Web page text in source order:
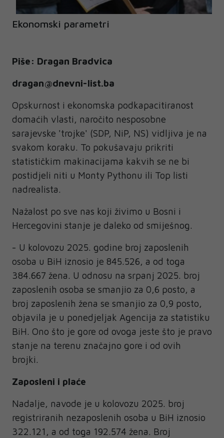
Ekonomski parametri
Piše: Dragan Bradvica
dragan@dnevni-list.ba
Opskurnost i ekonomska podkapacitiranost
domaćih vlasti, naročito nesposobne
sarajevske 'trojke' (SDP, NiP, NS) vidljiva je na
svakom koraku. To pokušavaju prikriti
statističkim makinacijama kakvih se ne bi
postidjeli niti u Monty Pythonu ili Top listi
nadrealista.
Nažalost po sve nas koji živimo u Bosni i
Hercegovini stanje je daleko od smiješnog.
- U kolovozu 2025. godine broj zaposlenih
osoba u BiH iznosio je 845.526, a od toga
384.667 žena. U odnosu na srpanj 2025. broj
zaposlenih osoba se smanjio za 0,6 posto, a
broj zaposlenih žena se smanjio za 0,9 posto,
objavila je u ponedjeljak Agencija za statistiku
BiH. Ono što je gore od ovoga jeste što je pravo
stanje na terenu značajno gore i od ovih
brojki.
Zaposleni i plaće
Nadalje, navode je u kolovozu 2025. broj
registriranih nezaposlenih osoba u BiH iznosio
322.121, a od toga 192.574 žena. Broj